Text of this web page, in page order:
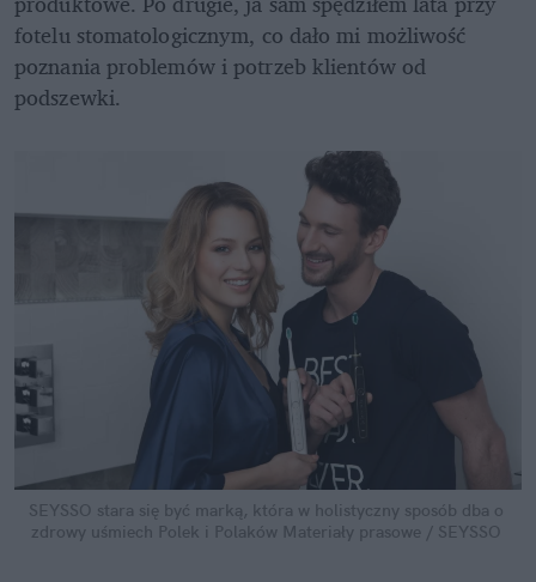
fotelu stomatologicznym, co dało mi możliwość
poznania problemów i potrzeb klientów od
podszewki.
SEYSSO stara się być marką, która w holistyczny sposób dba o
zdrowy uśmiech Polek i Polaków Materiały prasowe / SEYSSO